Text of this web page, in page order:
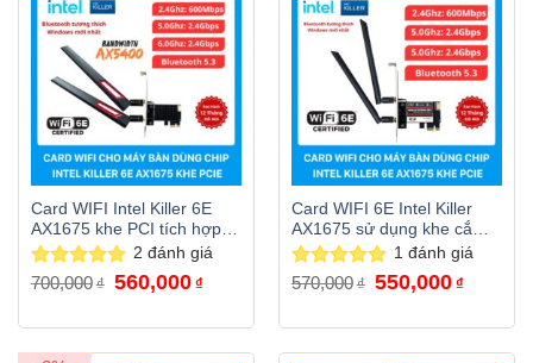
Card WIFI Intel Killer 6E
AX1675 khe PCI tích hợp
Bluetooth 5.3 có tản nhiệt
Được xếp
2 đánh giá
700,000 ₫
Giá
gốc
700,000₫.
560,000 ₫Giá
hiện
là:
Card WIFI 6E Intel Killer
AX1675 sử dụng khe cắm
PCI
Được xếp
1 đánh giá
570,000 ₫
Giá
gốc
570,000₫.
550,000 ₫Giá
hiện
là: